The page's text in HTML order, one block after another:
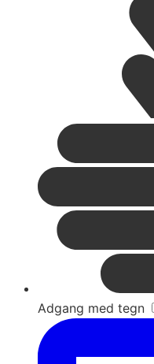
Adgang med tegn